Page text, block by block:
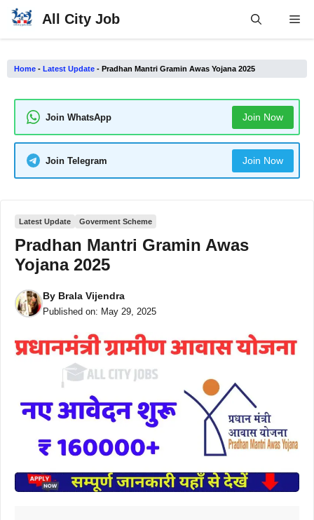
Skip
All City Job
Home - Latest Update - Pradhan Mantri Gramin Awas Yojana 2025
Join WhatsApp Join Now
Join Telegram Join Now
Latest Update Goverment Scheme
Pradhan Mantri Gramin Awas
Yojana 2025
By Brala Vijendra
Published on: May 29, 2025